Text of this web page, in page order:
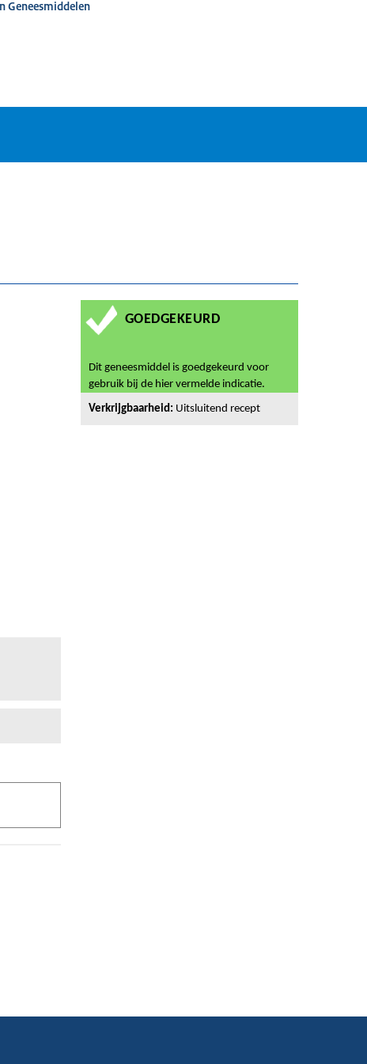
Geneesmiddelen
GOEDGEKEURD
Dit geneesmiddel is goedgekeurd voor
gebruik bij de hier vermelde indicatie.
Verkrijgbaarheid: Uitsluitend recept